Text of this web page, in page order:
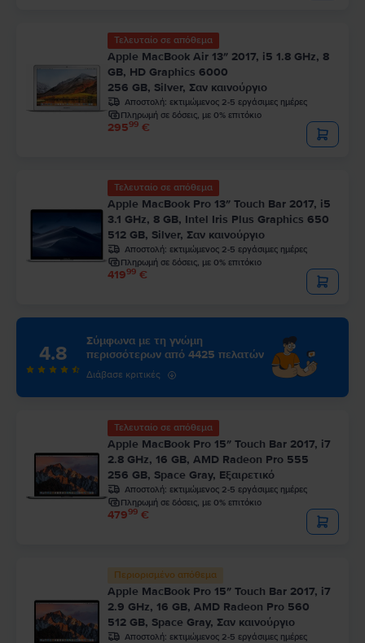
Τελευταίο σε απόθεμα
Apple MacBook Air 13″ 2017, i5 1.8 GHz, 8
GB, HD Graphics 6000
256 GB, Silver, Σαν καινούργιο
Αποστολή: εκτιμώμενος 2-5 εργάσιμες ημέρες
Πληρωμή σε δόσεις, με 0% επιτόκιο
29599 €
Τελευταίο σε απόθεμα
Apple MacBook Pro 13″ Touch Bar 2017, i5
3.1 GHz, 8 GB, Intel Iris Plus Graphics 650
512 GB, Silver, Σαν καινούργιο
Αποστολή: εκτιμώμενος 2-5 εργάσιμες ημέρες
Πληρωμή σε δόσεις, με 0% επιτόκιο
41999 €
4.8
Σύμφωνα με τη γνώμη
περισσότερων από 4425 πελατών
Διάβασε κριτικές
Τελευταίο σε απόθεμα
Apple MacBook Pro 15″ Touch Bar 2017, i7
2.8 GHz, 16 GB, AMD Radeon Pro 555
256 GB, Space Gray, Εξαιρετικό
Αποστολή: εκτιμώμενος 2-5 εργάσιμες ημέρες
Πληρωμή σε δόσεις, με 0% επιτόκιο
47999 €
Περιορισμένο απόθεμα
Apple MacBook Pro 15″ Touch Bar 2017, i7
2.9 GHz, 16 GB, AMD Radeon Pro 560
512 GB, Space Gray, Σαν καινούργιο
Αποστολή: εκτιμώμενος 2-5 εργάσιμες ημέρες